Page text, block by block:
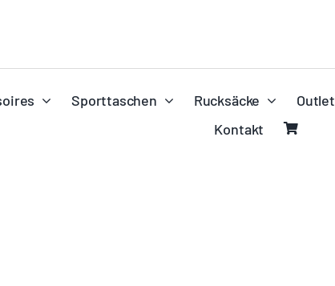
Sporttaschen Rucksäcke Outlet
Kontakt